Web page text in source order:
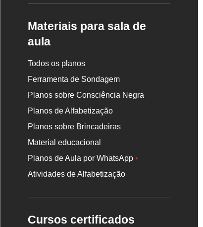
Materiais para sala de
aula
Todos os planos
Ferramenta de Sondagem
Planos sobre Consciência Negra
Planos de Alfabetização
Planos sobre Brincadeiras
Material educacional
Planos de Aula por WhatsApp •
Atividades de Alfabetização
Cursos certificados